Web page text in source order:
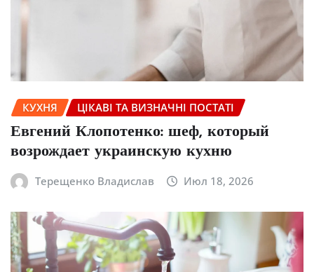
КУХНЯ ЦІКАВІ ТА ВИЗНАЧНІ ПОСТАТІ
Евгений Клопотенко: шеф, который
возрождает украинскую кухню
Терещенко Владислав Июл 18, 2026